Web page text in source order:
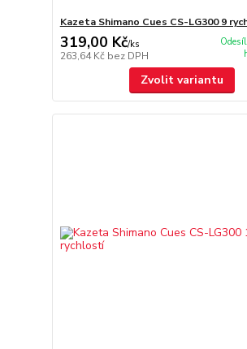
Kazeta Shimano Cues CS-LG300 9
319,00 Kč/ks
263,64 Kč bez DPH
Zvolit variantu